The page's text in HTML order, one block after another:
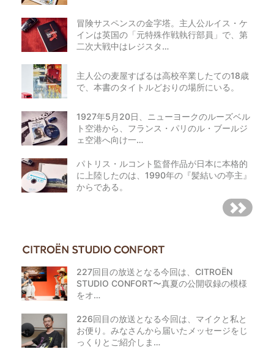
冒険サスペンスの金字塔。主人公ルイス・ケ
インは英国の「元特殊作戦執行部員」で、第
二次大戦中はレジスタ…
主人公の麦屋すばるは高校卒業したての18歳
で、本書のタイトルどおりの場所にいる。
1927年5月20日、ニューヨークのルーズベル
ト空港から、フランス・パリのル・ブールジ
ェ空港へ向け一…
パトリス・ルコント監督作品が日本に本格的
に上陸したのは、1990年の『髪結いの亭主』
からである。
227回目の放送となる今回は、CITROËN
STUDIO CONFORT〜真夏の公開収録の模様
をオ…
226回目の放送となる今回は、マイクと私と
お便り。みなさんから届いたメッセージをじ
っくりとご紹介しま…